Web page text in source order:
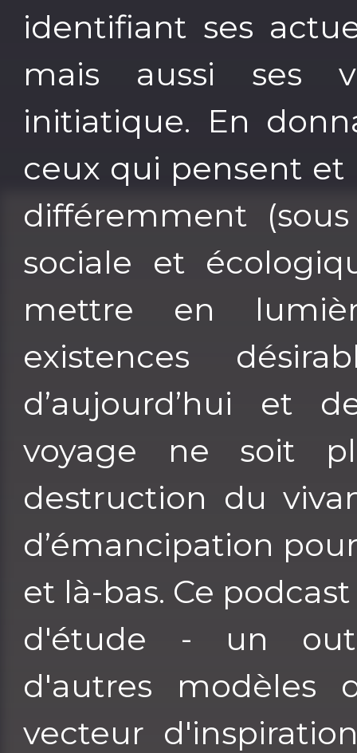
identifiant ses
mais aussi ses
initiatique. En
ceux qui pensent
différemment
sociale et
mettre en
existences
d’aujourd’hui et
voyage ne soit
destruction du
d’émancipation
et là-bas. Ce
d'étude - un
d'autres modèles
vecteur